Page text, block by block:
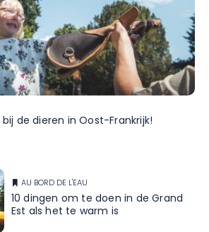
de dieren in Oost-Frankrijk!
AU BORD DE L'EAU
10 dingen om te doen in de Grand
Est als het te warm is